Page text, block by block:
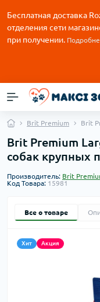
Бесплатная доставка
отделения сети
при получении.
Brit Premium Brit
Brit Premium
собак крупных
Производитель: Brit
Код Товара: 15981
Все о товаре
Хит Акция